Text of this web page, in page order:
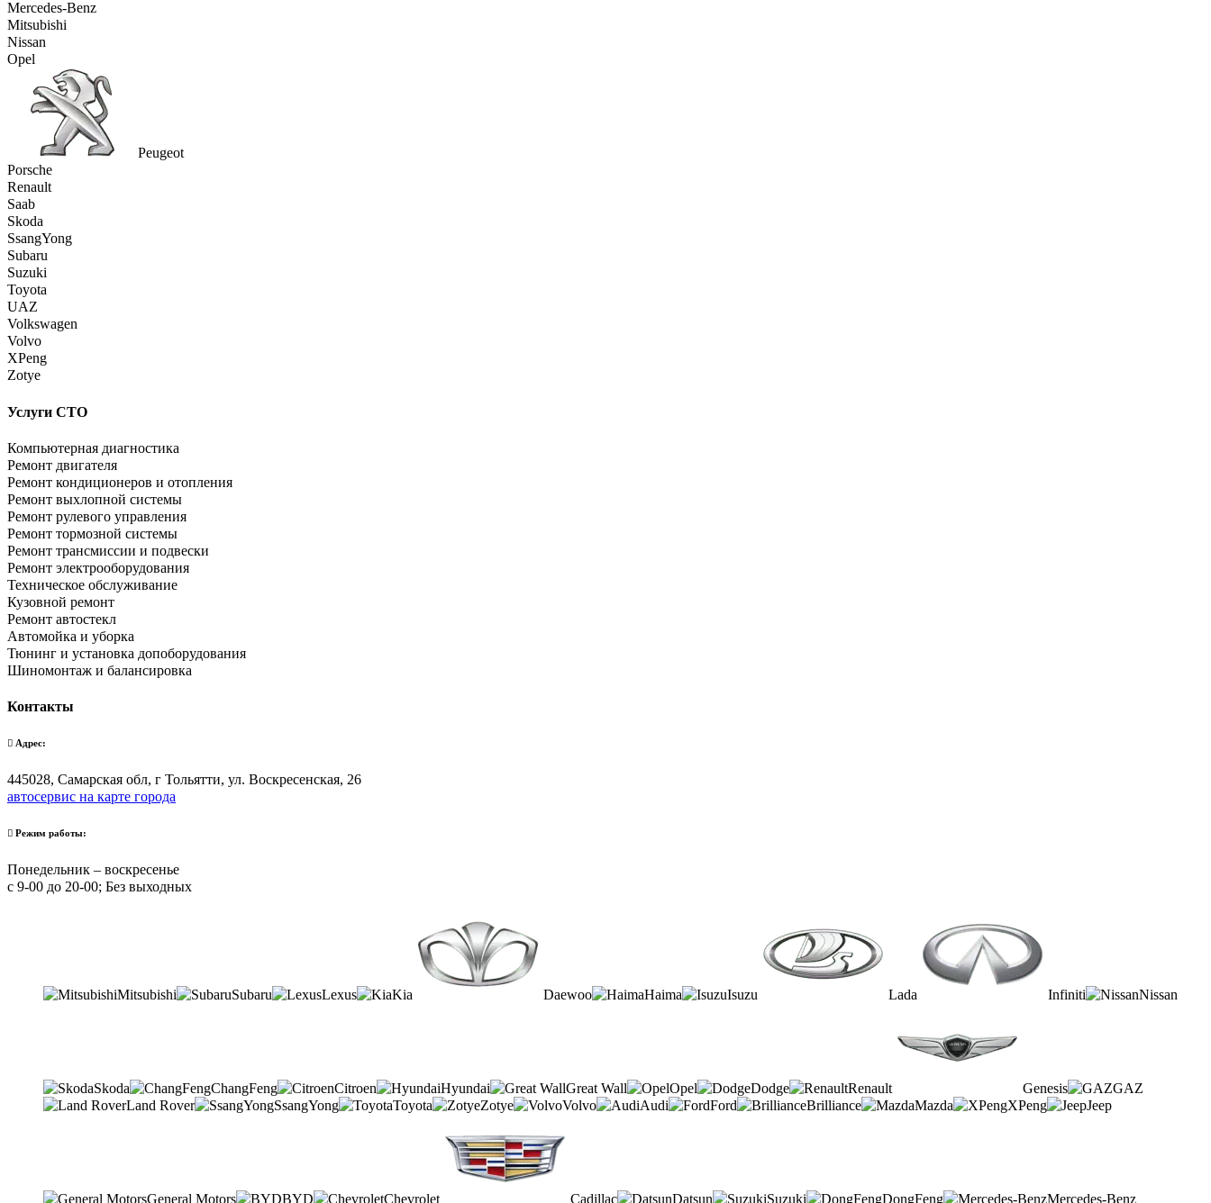
Mercedes-Benz
Mitsubishi
Nissan
Opel
Peugeot
Porsche
Renault
Saab
Skoda
SsangYong
Subaru
Suzuki
Toyota
UAZ
Volkswagen
Volvo
XPeng
Zotye
Услуги СТО
Компьютерная диагностика
Ремонт двигателя
Ремонт кондиционеров и отопления
Ремонт выхлопной системы
Ремонт рулевого управления
Ремонт тормозной системы
Ремонт трансмиссии и подвески
Ремонт электрооборудования
Техническое обслуживание
Кузовной ремонт
Ремонт автостекл
Автомойка и уборка
Тюнинг и установка допоборудования
Шиномонтаж и балансировка
Контакты
Адрес:
445028, Самарская обл, г Тольятти, ул. Воскресенская, 26
автосервис на карте города
Режим работы:
Понедельник – воскресенье
с 9-00 до 20-00; Без выходных
Mitsubishi Subaru Lexus Kia Daewoo Haima Isuzu Lada Infiniti Nissan
Skoda ChangFeng Citroen Hyundai Great Wall Opel Dodge Renault Genesis
GAZ
Land Rover
SsangYong Toyota Zotye Volvo Audi Ford Brilliance Mazda XPeng Jeep
General Motors BYD Chevrolet Cadillac Datsun Suzuki DongFeng Mercedes-Benz